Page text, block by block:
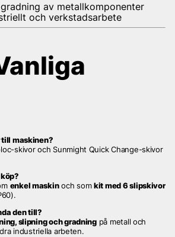
av metallkomponenter
och verkstadsarbete
maskinen?
skivor och Sunmight Quick Change-skivor
enkel maskinoch somkit med 6 slipskivor
den till?
slipning och gradningpå metall och
industriella arbeten.